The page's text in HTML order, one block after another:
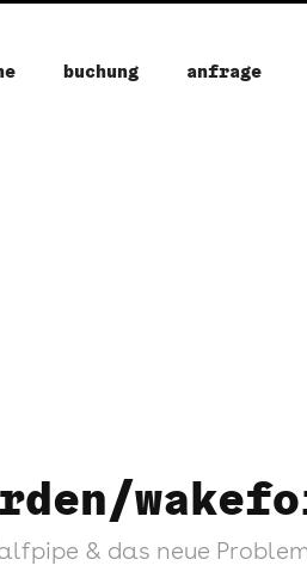
buchung anfrage
& das neue